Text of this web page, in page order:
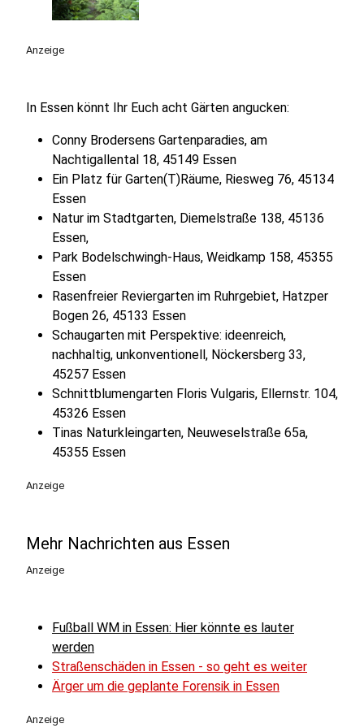
Anzeige
In Essen könnt Ihr Euch acht Gärten angucken:
Conny Brodersens Gartenparadies, am
Nachtigallental 18, 45149 Essen
Ein Platz für Garten(T)Räume, Riesweg 76, 45134
Essen
Natur im Stadtgarten, Diemelstraße 138, 45136
Essen,
Park Bodelschwingh-Haus, Weidkamp 158, 45355
Essen
Rasenfreier Reviergarten im Ruhrgebiet, Hatzper
Bogen 26, 45133 Essen
Schaugarten mit Perspektive: ideenreich,
nachhaltig, unkonventionell, Nöckersberg 33,
45257 Essen
Schnittblumengarten Floris Vulgaris, Ellernstr. 104,
45326 Essen
Tinas Naturkleingarten, Neuweselstraße 65a,
45355 Essen
Anzeige
Mehr Nachrichten aus Essen
Anzeige
Fußball WM in Essen: Hier könnte es lauter
werden
Straßenschäden in Essen - so geht es weiter
Ärger um die geplante Forensik in Essen
Anzeige